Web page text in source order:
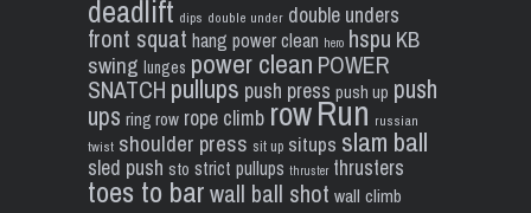
deadlift dips double under double unders
front squat hang power clean hero hspu KB
swing lunges power clean POWER
SNATCH pullups push press push up push
ups ring row rope climb rowRun russian
twist shoulder press sit up situps slam ball
sled push sto strict pullups thruster thrusters
toes to barwall ball shot wall climb